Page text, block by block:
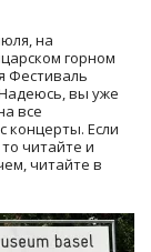
на
горном
Фестиваль
вы уже
все
концерты. Если
читайте и
читайте в